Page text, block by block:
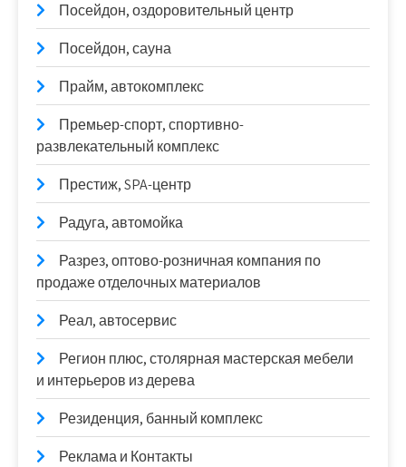
Посейдон, оздоровительный центр
Посейдон, сауна
Прайм, автокомплекс
Премьер-спорт, спортивно-
развлекательный комплекс
Престиж, SPA-центр
Радуга, автомойка
Разрез, оптово-розничная компания по
продаже отделочных материалов
Реал, автосервис
Регион плюс, столярная мастерская мебели
и интерьеров из дерева
Резиденция, банный комплекс
Реклама и Контакты